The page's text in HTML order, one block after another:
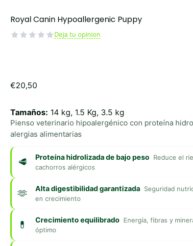
Royal Canin Hypoallergenic Puppy
Deja tu opinion
€20,50
Tamaños: 14 kg, 1.5 Kg, 3.5 kg
Pienso veterinario hipoalergénico con proteína
alergias alimentarias
Proteína hidrolizada de bajo peso Reduce el
cachorros alérgicos
Alta digestibilidad garantizada Seguridad
en crecimiento
Crecimiento equilibrado Energía, fibras y
óptimo